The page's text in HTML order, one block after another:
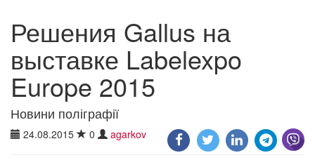
Решения Gallus на
выставке Labelexpo
Europe 2015
Новини поліграфії
24.08.2015 0 agarkov